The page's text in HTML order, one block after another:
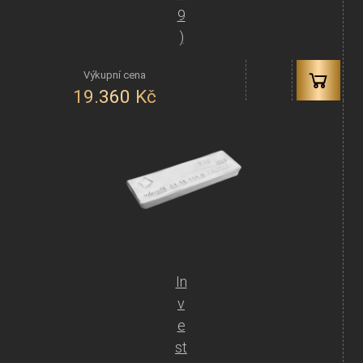
9
)
19.360 Kč
In
v
e
st